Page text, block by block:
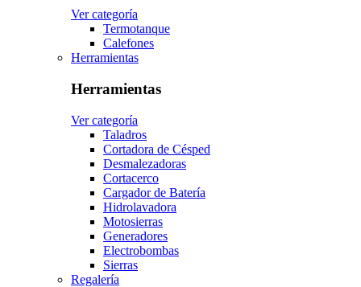
Ver categoría
Termotanque
Calefones
Herramientas
Herramientas
Ver categoría
Taladros
Cortadora de Césped
Desmalezadoras
Cortacerco
Cargador de Batería
Hidrolavadora
Motosierras
Generadores
Electrobombas
Sierras
Regalería